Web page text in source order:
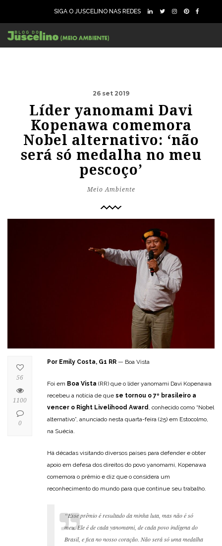
SIGA O JUSCELINO NAS REDES
26 set 2019
Líder yanomami Davi
Kopenawa comemora
Nobel alternativo: ‘não
será só medalha no meu
pescoço’
Meio Ambiente
Por Emily Costa, G1 RR — Boa Vista
Foi em Boa Vista (RR) que o líder yanomami Davi Kopenawa
recebeu a notícia de que se tornou o 7º brasileiro a
vencer o Right Livelihood Award , conhecido como “Nobel
alternativo”, anunciado nesta quarta-feira (25) em Estocolmo,
na Suécia.
Há décadas visitando diversos países para defender e obter
apoio em defesa dos direitos do povo yanomami, Kopenawa
comemora o prêmio e diz que o considera um
reconhecimento do mundo para que continue seu trabalho.
“Esse prêmio é resultado da minha luta, mas não é só
meu. Ele é de cada yanomami, de cada povo indígena do
Brasil, e fica no nosso coração. Não será só uma medalha
56
1100
0